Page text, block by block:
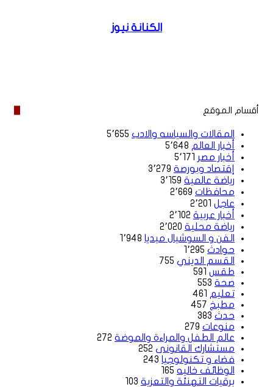
الكنانة نيوز
أقسام الموقع
المقالات والسياسه والادب 5٬655
أخبار العالم 5٬648
أخبار مصر 5٬171
إقتصاد وبورصة 3٬279
رياضة عالمية 3٬159
محافظات 2٬669
عاجل 2٬201
أخبار عربية 2٬102
رياضة محلية 2٬020
الفن و السوشيال ميديا 1٬948
حوادث 1٬295
القسم الديني 755
طقس 591
صحة 553
تعليم 461
مطبخ 457
حدث 383
منوعات 279
عالم الطفل والمراءة والموضة 272
مستشارك القانونى 252
فضاء و تكنولوجيا 243
الوظائف خاليه 165
برقيات التهنئة والتعزية 103